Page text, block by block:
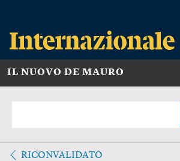
IL NUOVO DE MAURO
RICONVALIDATO